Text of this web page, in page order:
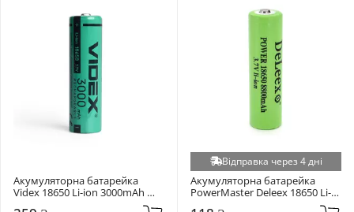
Акумуляторна батарейка
Videx 18650 Li-ion 3000mAh
Відправка через 4 дні
Акумуляторна батарейка
PowerMaster Deleex 18650 Li-
ion 8800mAh 1шт (PWM-DL-